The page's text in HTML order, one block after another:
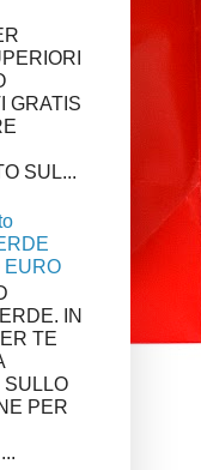
GRATIS
SUL...
EURO
IN
TE
SULLO
PER